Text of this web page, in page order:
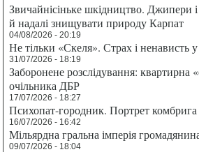
Звичайнісіньке шкідництво. Джипери
й надалі знищувати природу Карпат
04/08/2026 - 20:19
Не тільки «Скеля». Страх і
31/07/2026 - 18:19
Заборонене розслідування: квартирна
очільника ДБР
17/07/2026 - 18:27
Психопат-городник. Портрет
16/07/2026 - 16:42
Мільярдна гральна імперія
09/07/2026 - 18:04